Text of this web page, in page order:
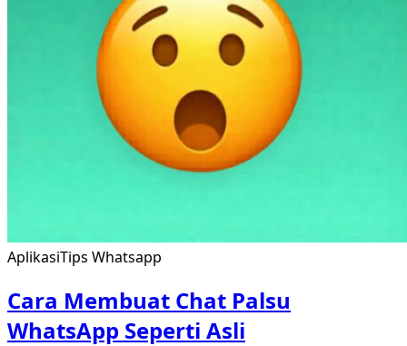
AplikasiTips Whatsapp
Cara Membuat Chat Palsu
WhatsApp Seperti Asli